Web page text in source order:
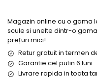
Magazin online cu o gama
scule si unelte dintr-o
prețuri mici!
Retur gratuit in termen
Garantie cel putin 6 luni
Livrare rapida in toata